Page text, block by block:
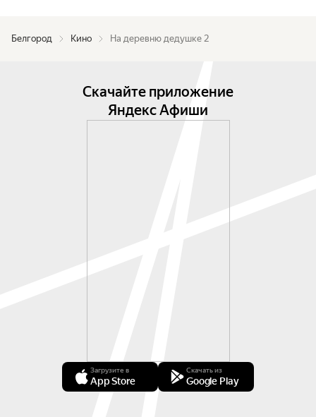
Белгород Кино На деревню дедушке 2
Скачайте приложение
Яндекс Афиши
Загрузите в
App Store
Скачать из
Google Play